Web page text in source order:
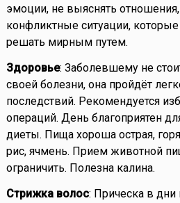
эмоции, не выяснять
конфликтные ситуации,
решать мирным путем.
Здоровье: Заболевшему не
своей болезни, она пройдёт
последствий. Рекомендуется
операций. День благоприятен
диеты. Пища хороша острая,
рис, ячмень. Прием животной
ограничить. Полезна калина.
Стрижка волос: Прическа в дни